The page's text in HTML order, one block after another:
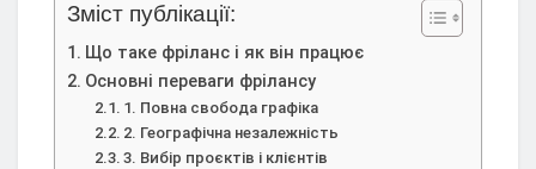
Зміст публікації:
Що таке фріланс і як він працює
Основні переваги фрілансу
1. Повна свобода графіка
2. Географічна незалежність
3. Вибір проєктів і клієнтів